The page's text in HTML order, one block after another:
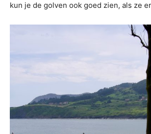
kun je de golven ook goed zien, als ze